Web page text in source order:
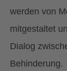
werden von
mitgestaltet
Dialog
Behinderung.